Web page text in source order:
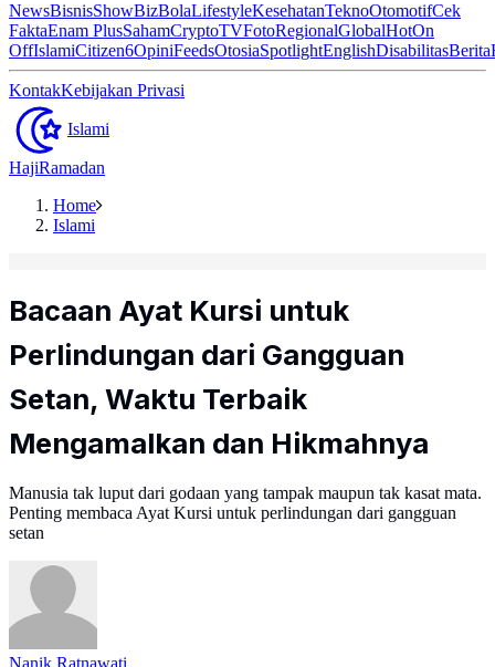
NewsBisnisShowBizBolaLifestyleKesehatanTeknoOtomotifCek
FaktaEnam PlusSahamCryptoTVFotoRegionalGlobalHotOn
OffIslamiCitizen6OpiniFeedsOtosiaSpotlightEnglishDisabilitasBerita
KontakKebijakan Privasi
Islami
HajiRamadan
Home
Islami
Bacaan Ayat Kursi untuk
Perlindungan dari Gangguan
Setan, Waktu Terbaik
Mengamalkan dan Hikmahnya
Manusia tak luput dari godaan yang tampak maupun tak kasat mata.
Penting membaca Ayat Kursi untuk perlindungan dari gangguan
setan